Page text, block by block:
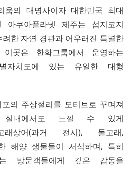
움의 대명사이자 대한민국 최대
아쿠아플라넷 제주는 섭지코지
한 자연 경관과 어우러진 특별한
곳은 한화그룹에서 운영하는
별자치도에 있는 유일한 대형
의 주상절리를 모티브로 꾸며져
실내에서도 느낄 수 있게
래상어(과거 전시), 돌고래,
해양 생물들이 서식하며, 특히
방문객들에게 깊은 감동을